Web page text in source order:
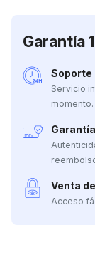
Garantía
Soporte
Servicio
momento.
Venta
Acceso